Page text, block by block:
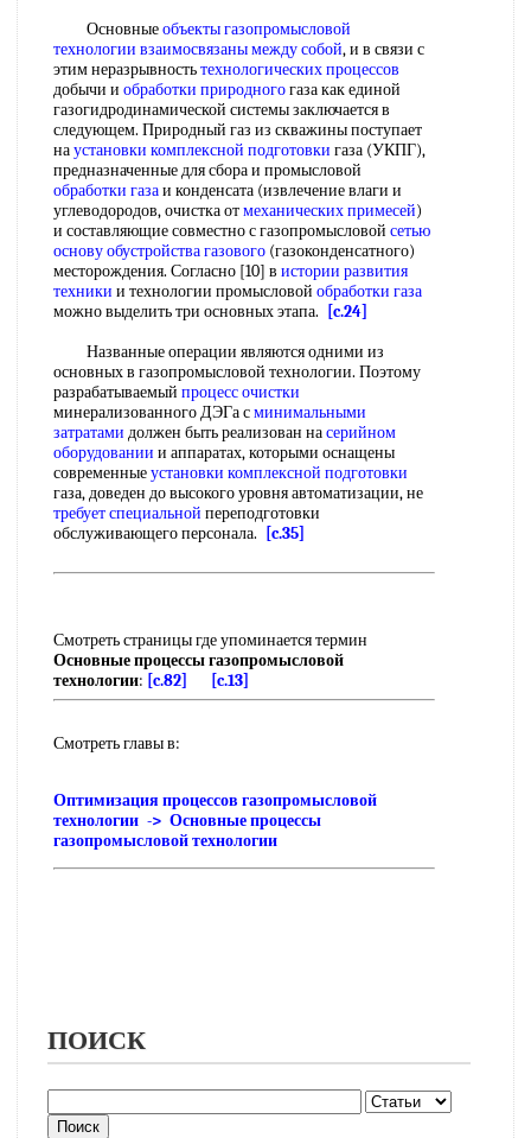
Основныеобъекты газопромысловой
технологии взаимосвязаны междусобой, и в связи с
этим неразрывностьтехнологических процессов
добычи и обработки природногогаза как единой
газогидродинамической системы заключается в
следующем. Природный газ из скважины поступает
наустановки комплексной подготовки газа (УКПГ),
предназначенные для сбора и промысловой
обработки газаи конденсата (извлечение влаги и
углеводородов, очистка отмеханических примесей)
и составляющие совместно с газопромысловой сетью
основуобустройства газового (газоконденсатного)
месторождения. Согласно [10] в истории развития
техники и технологии промысловой обработки газа
можно выделить три основных этапа.
[c.24]
Названные операции являются одними из
основных в газопромысловой технологии. Поэтому
разрабатываемый процесс очистки
минерализованного ДЭГа сминимальными
затратами должен быть реализован насерийном
оборудовании и аппаратах, которыми оснащены
современныеустановки комплексной подготовки
газа, доведен до высокого уровня автоматизации, не
требует специальной переподготовки
обслуживающего персонала.
[c.35]
Смотреть страницы где упоминается термин
Основные процессы газопромысловой
технологии: [c.82] [c.13]
Смотреть главы в:
Оптимизация процессов газопромысловой
технологии -> Основные процессы
газопромысловой технологии
ПОИСК